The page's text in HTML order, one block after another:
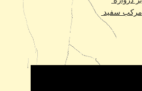
مرکب سفید